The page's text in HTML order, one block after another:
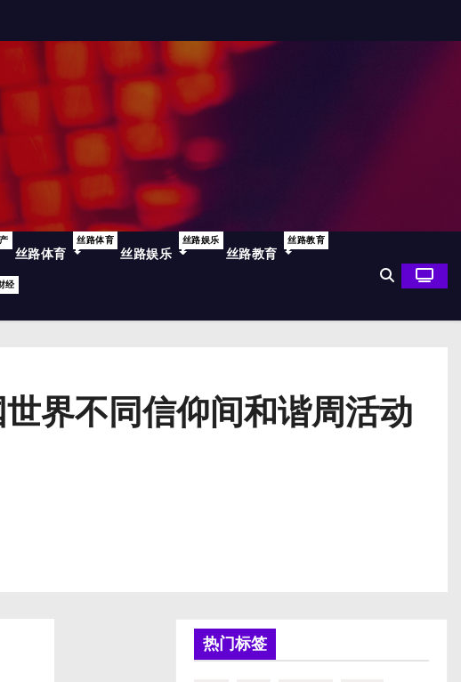
丝路体育
丝路体育
丝路娱乐
丝路娱乐
丝路教育
丝路教育
经
界不同信仰间和谐周活动
热门标签